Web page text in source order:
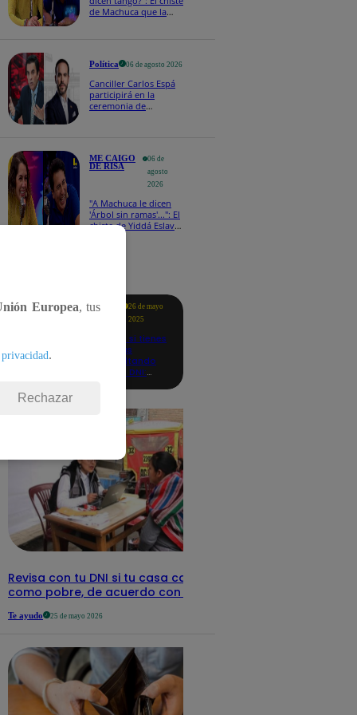
de Machuca que la
Política 06 de agosto 2026
Canciller Carlos Espá
participirá en la
ceremonia de
ME CAIGO
DE RISA
06 de
agosto
2026
"A Machuca le dicen
'Árbol sin ramas'...": El
chiste de Yiddá Eslava
Te
ayudo
26 de mayo
2025
Revisa si tienes
deudas
consultando
con tu DNI:
detalles
Revisa con tu DNI si tu casa califica
como pobre, de acuerdo con el Sisfoh
Te ayudo 25 de mayo 2026
Europea, tus
.
Rechazar